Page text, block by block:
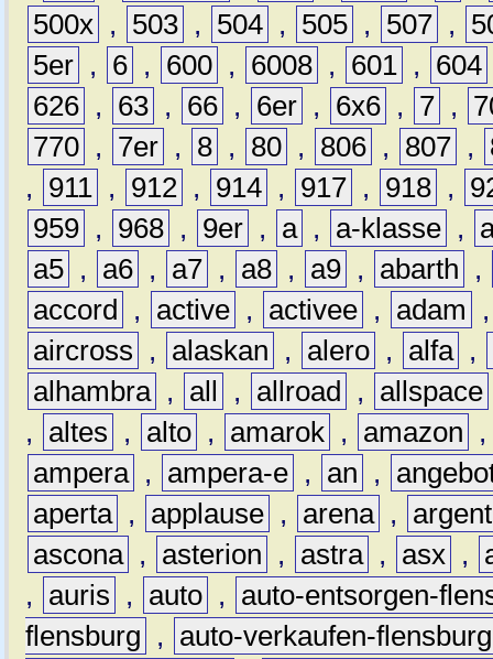
500x , 503 , 504 , 505 , 507 ,
5er , 6 , 600 , 6008 , 601 , 604
626 , 63 , 66 , 6er , 6x6 , 7 ,
770 , 7er , 8 , 80 , 806 , 807 ,
,
911 , 912 , 914 , 917 , 918 ,
959 , 968 , 9er , a , a-klasse ,
a5 , a6 , a7 , a8 , a9 , abarth
,
accord
, active , activee , adam
aircross
, alaskan , alero , alfa ,
alhambra , all , allroad , allspace
,
altes , alto , amarok , amazon
ampera , ampera-e , an ,
aperta , applause , arena ,
ascona , asterion , astra , asx ,
,
auris , auto ,
auto-entsorgen-
flensburg
,
auto-verkaufen-flensburg